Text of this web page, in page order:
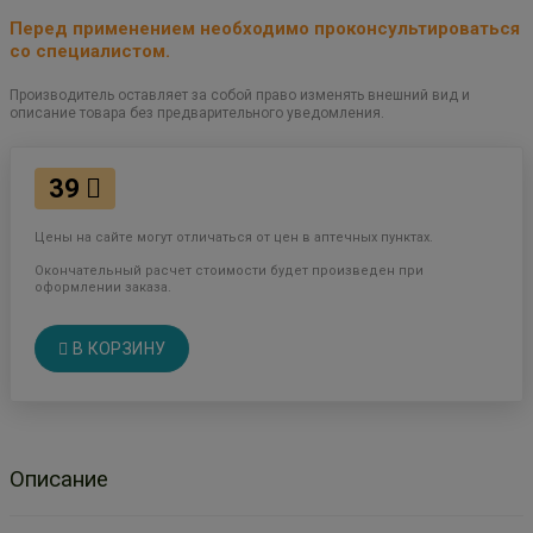
Перед применением необходимо проконсультироваться
со специалистом.
Производитель оставляет за собой право изменять внешний вид и
описание товара без предварительного уведомления.
39
Цены на сайте могут отличаться от цен в аптечных пунктах.
Окончательный расчет стоимости будет произведен при
оформлении заказа.
В КОРЗИНУ
Описание